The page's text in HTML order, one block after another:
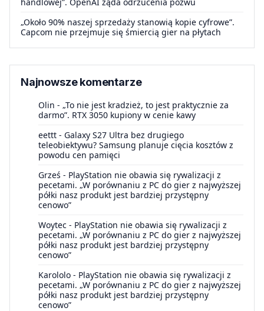
„Około 90% naszej sprzedaży stanowią kopie cyfrowe”.
Capcom nie przejmuje się śmiercią gier na płytach
Najnowsze komentarze
Olin - „To nie jest kradzież, to jest praktycznie za
darmo”. RTX 3050 kupiony w cenie kawy
eettt - Galaxy S27 Ultra bez drugiego
teleobiektywu? Samsung planuje cięcia kosztów z
powodu cen pamięci
Grześ - PlayStation nie obawia się rywalizacji z
pecetami. „W porównaniu z PC do gier z najwyższej
półki nasz produkt jest bardziej przystępny
cenowo”
Woytec - PlayStation nie obawia się rywalizacji z
pecetami. „W porównaniu z PC do gier z najwyższej
półki nasz produkt jest bardziej przystępny
cenowo”
Karololo - PlayStation nie obawia się rywalizacji z
pecetami. „W porównaniu z PC do gier z najwyższej
półki nasz produkt jest bardziej przystępny
cenowo”